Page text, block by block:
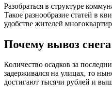
Разобраться в структуре
Такое разнообразие статей в
удобстве жителей
Почему вывоз снега
Количество осадков за
задерживался на улицах, то
достигают тысячи рублей и